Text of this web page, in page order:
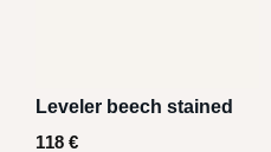
Leveler beech stained
118 €